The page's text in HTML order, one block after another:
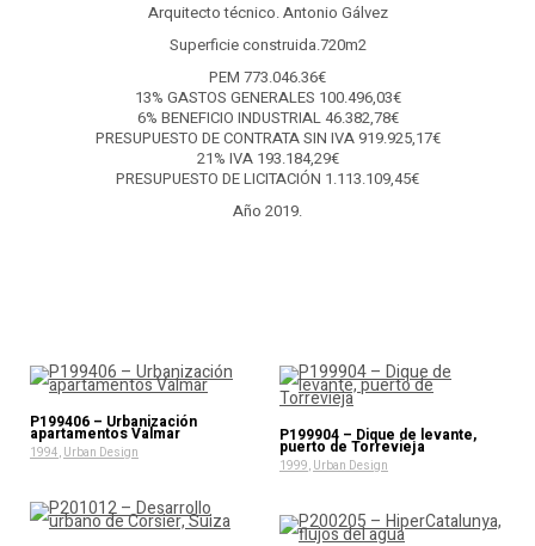
Arquitecto técnico. Antonio Gálvez
Superficie construida.720m2
PEM 773.046.36€
13% GASTOS GENERALES 100.496,03€
6% BENEFICIO INDUSTRIAL 46.382,78€
PRESUPUESTO DE CONTRATA SIN IVA 919.925,17€
21% IVA 193.184,29€
PRESUPUESTO DE LICITACIÓN 1.113.109,45€
Año 2019.
P199406 – Urbanización
apartamentos Valmar
1994, Urban Design
P199904 – Dique de levante,
puerto de Torrevieja
1999, Urban Design